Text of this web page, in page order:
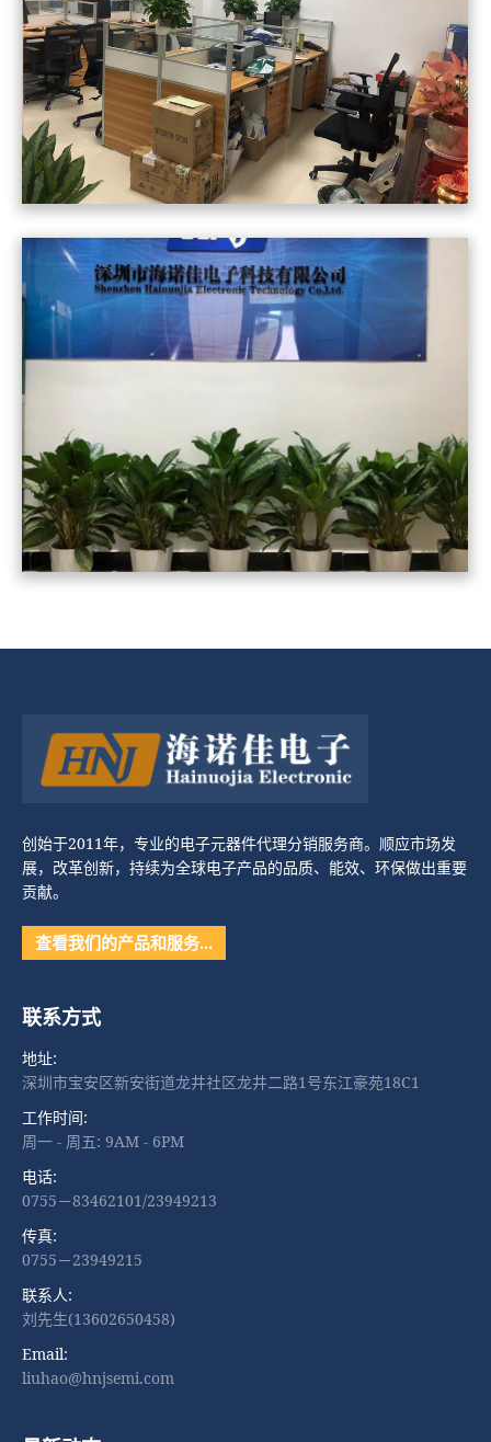
创始于2011年，专业的电子元器件代理分销服务商。顺应市场发
展，改革创新，持续为全球电子产品的品质、能效、环保做出重要
贡献。
查看我们的产品和服务…
联系方式
地址:
深圳市宝安区新安街道龙井社区龙井二路1号东江豪苑18C1
工作时间:
周一 - 周五: 9AM - 6PM
电话:
0755－83462101/23949213
传真:
0755－23949215
联系人:
刘先生(13602650458)
Email:
liuhao@hnjsemi.com